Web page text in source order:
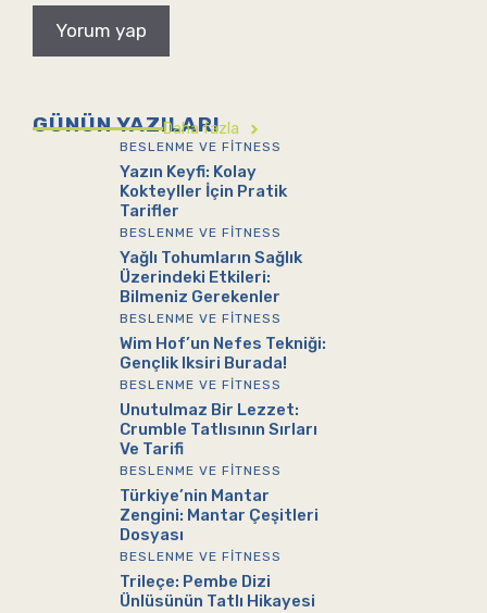
GÜNÜN YAZILARI
Daha fazla
BESLENME VE FITNESS
Yazın Keyfi: Kolay
Kokteyller İçin Pratik
Tarifler
BESLENME VE FITNESS
Yağlı Tohumların Sağlık
Üzerindeki Etkileri:
Bilmeniz Gerekenler
BESLENME VE FITNESS
Wim Hof’un Nefes Tekniği:
Gençlik Iksiri Burada!
BESLENME VE FITNESS
Unutulmaz Bir Lezzet:
Crumble Tatlısının Sırları
Ve Tarifi
BESLENME VE FITNESS
Türkiye’nin Mantar
Zengini: Mantar Çeşitleri
Dosyası
BESLENME VE FITNESS
Trileçe: Pembe Dizi
Ünlüsünün Tatlı Hikayesi